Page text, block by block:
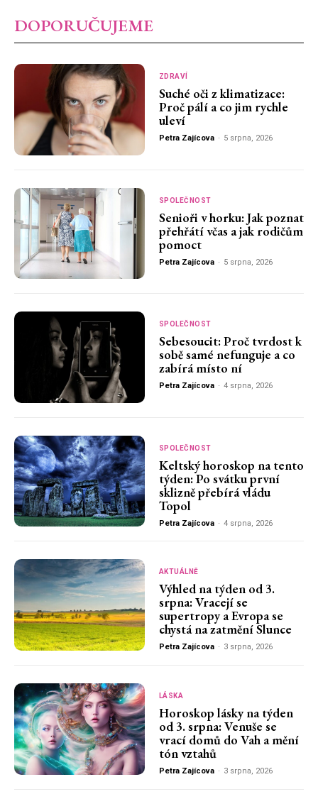
DOPORUČUJEME
ZDRAVÍ
Suché oči z klimatizace:
Proč pálí a co jim rychle
uleví
Petra Zajícova - 5 srpna, 2026
SPOLEČNOST
Senioři v horku: Jak poznat
přehřátí včas a jak rodičům
pomoct
Petra Zajícova - 5 srpna, 2026
SPOLEČNOST
Sebesoucit: Proč tvrdost k
sobě samé nefunguje a co
zabírá místo ní
Petra Zajícova - 4 srpna, 2026
SPOLEČNOST
Keltský horoskop na tento
týden: Po svátku první
sklizně přebírá vládu
Topol
Petra Zajícova - 4 srpna, 2026
AKTUÁLNĚ
Výhled na týden od 3.
srpna: Vracejí se
supertropy a Evropa se
chystá na zatmění Slunce
Petra Zajícova - 3 srpna, 2026
LÁSKA
Horoskop lásky na týden
od 3. srpna: Venuše se
vrací domů do Vah a mění
tón vztahů
Petra Zajícova - 3 srpna, 2026